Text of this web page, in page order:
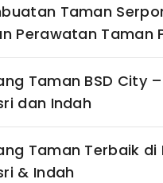
Taman
Perawatan Taman
Taman BSD City
dan Indah
Taman Terbaik di
& Indah